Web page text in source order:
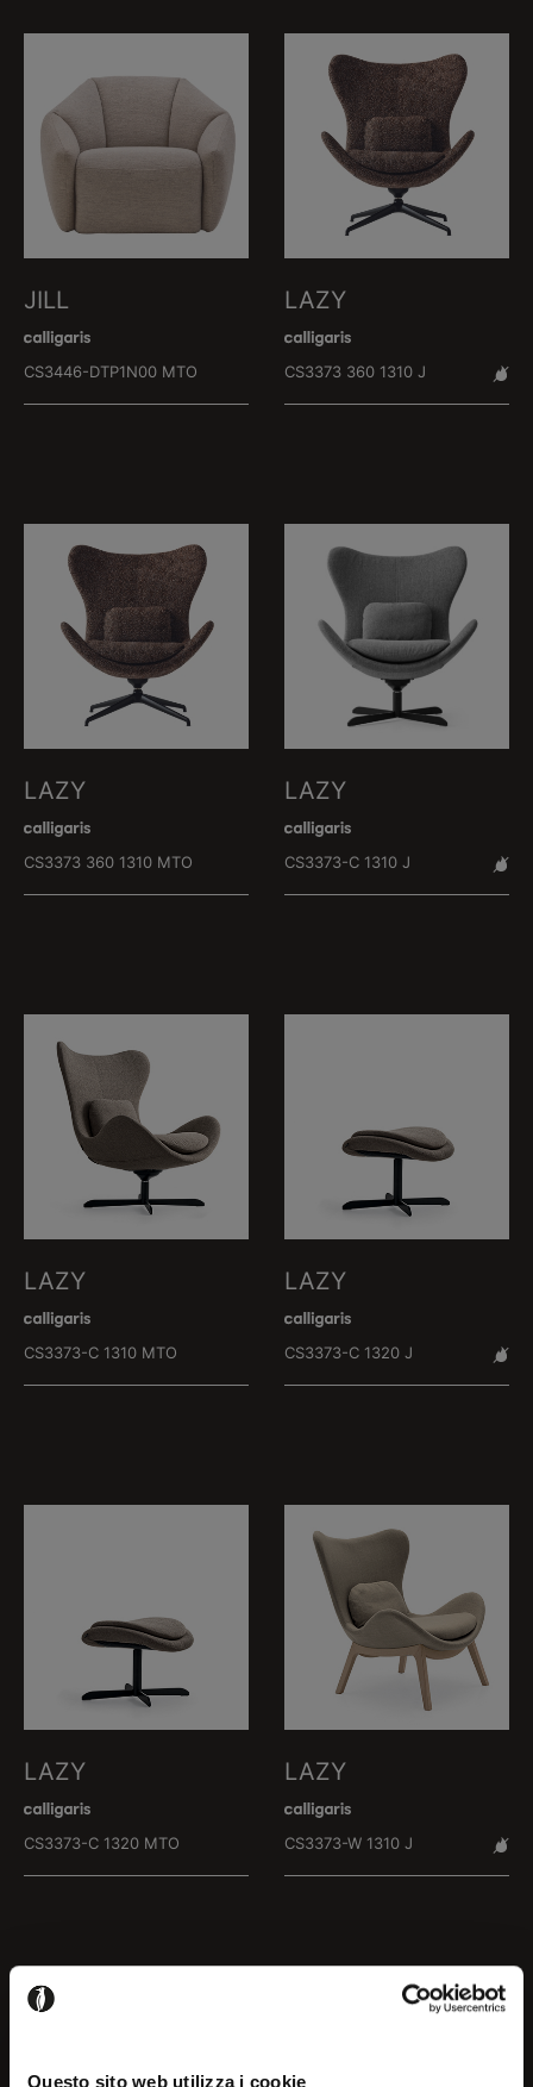
Questo sito web utilizza i cookie
JILL
CS3446-DTP1N00 MTO
LAZY
CS3373 360 1310 J
LAZY
CS3373 360 1310 MTO
LAZY
CS3373-C 1310 J
LAZY
CS3373-C 1310 MTO
LAZY
CS3373-C 1320 J
LAZY
CS3373-C 1320 MTO
LAZY
CS3373-W 1310 J